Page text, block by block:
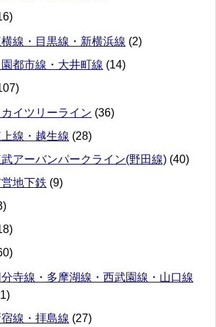
線・目黒線・新横浜線 (2)
園都市線・大井町線 (14)
カイツリーライン (36)
線・越生線 (28)
アーバンパークライン(野田線) (40)
地下鉄 (9)
分寺線・多摩湖線・西武園線・山口線
線・拝島線 (27)